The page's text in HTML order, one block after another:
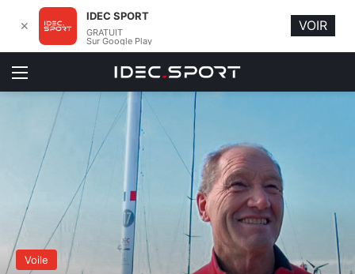
Menu
Voile
✕
IDEC SPORT
GRATUIT
Sur Google Play
VOIR